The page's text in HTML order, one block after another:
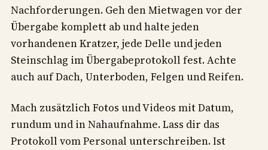
Nachforderungen. Geh den Mietwagen vor der
Übergabe komplett ab und halte jeden
vorhandenen Kratzer, jede Delle und jeden
Steinschlag im Übergabeprotokoll fest. Achte
auch auf Dach, Unterboden, Felgen und Reifen.
Mach zusätzlich Fotos und Videos mit Datum,
rundum und in Nahaufnahme. Lass dir das
Protokoll vom Personal unterschreiben. Ist